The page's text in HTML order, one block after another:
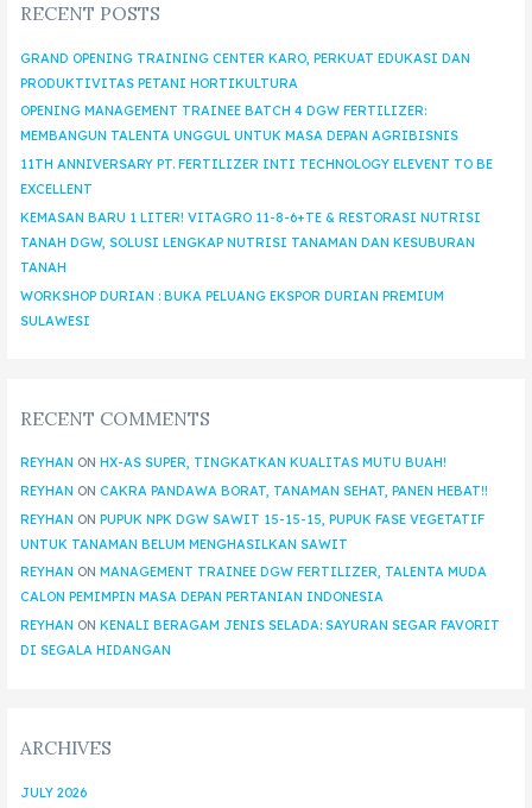
RECENT POSTS
GRAND OPENING TRAINING CENTER KARO, PERKUAT EDUKASI DAN
PRODUKTIVITAS PETANI HORTIKULTURA
OPENING MANAGEMENT TRAINEE BATCH 4 DGW FERTILIZER:
MEMBANGUN TALENTA UNGGUL UNTUK MASA DEPAN AGRIBISNIS
11TH ANNIVERSARY PT. FERTILIZER INTI TECHNOLOGY ELEVENT TO BE
EXCELLENT
KEMASAN BARU 1 LITER! VITAGRO 11-8-6+TE & RESTORASI NUTRISI
TANAH DGW, SOLUSI LENGKAP NUTRISI TANAMAN DAN KESUBURAN
TANAH
WORKSHOP DURIAN : BUKA PELUANG EKSPOR DURIAN PREMIUM
SULAWESI
RECENT COMMENTS
REYHAN ON HX-AS SUPER, TINGKATKAN KUALITAS MUTU BUAH!
REYHAN ON CAKRA PANDAWA BORAT, TANAMAN SEHAT, PANEN HEBAT!!
REYHAN ON PUPUK NPK DGW SAWIT 15-15-15, PUPUK FASE VEGETATIF
UNTUK TANAMAN BELUM MENGHASILKAN SAWIT
REYHAN ON MANAGEMENT TRAINEE DGW FERTILIZER, TALENTA MUDA
CALON PEMIMPIN MASA DEPAN PERTANIAN INDONESIA
REYHAN ON KENALI BERAGAM JENIS SELADA: SAYURAN SEGAR FAVORIT
DI SEGALA HIDANGAN
ARCHIVES
JULY 2026